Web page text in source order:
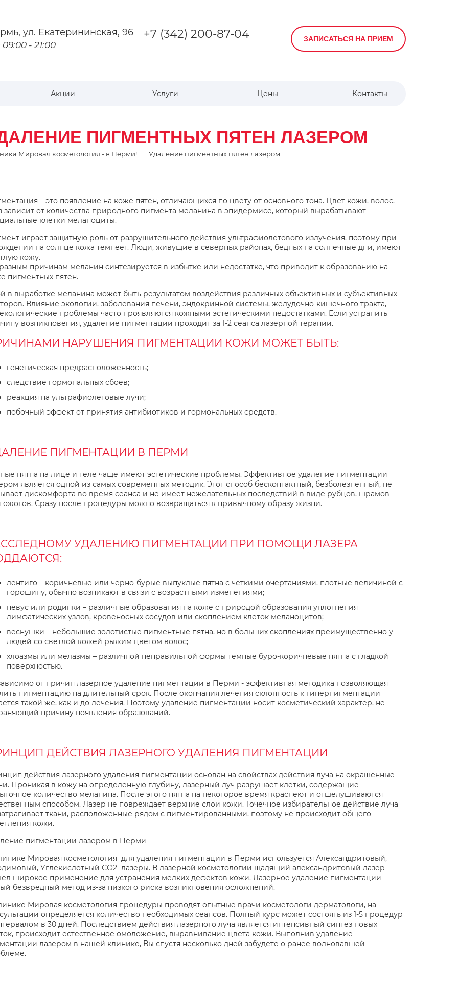
,ул. Екатерининская, 96
- 21:00
+7 (342) 200-87-04 ЗАПИСАТЬСЯ НА ПРИЕМ
Акции Услуги Цены Контакты
ПИГМЕНТНЫХ ПЯТЕН ЛАЗЕРОМ
Мировая косметология - в Перми! Удаление пигментных пятен лазером
– это появление на коже пятен, отличающихся по цвету от основного тона. Цвет кожи, волос,
зависит от количества природного пигмента меланина в эпидермисе, который вырабатывают
клетки меланоциты.
играет защитную роль от разрушительного действия ультрафиолетового излучения, поэтому при
на солнце кожа темнеет. Люди, живущие в северных районах, бедных на солнечные дни, имеют
кожу.
причинам меланин синтезируется в избытке или недостатке, что приводит к образованию на
пигментных пятен.
в выработке меланина может быть результатом воздействия различных объективных и субъективных
Влияние экологии, заболевания печени, эндокринной системы, желудочно-кишечного тракта,
проблемы часто проявляются кожными эстетическими недостатками. Если устранить
возникновения, удаление пигментации проходит за 1-2 сеанса лазерной терапии.
НАРУШЕНИЯ ПИГМЕНТАЦИИ КОЖИ МОЖЕТ БЫТЬ:
генетическая предрасположенность;
следствие гормональных сбоев;
реакция на ультрафиолетовые лучи;
побочный эффект от принятия антибиотиков и гормональных средств.
ПИГМЕНТАЦИИ В ПЕРМИ
пятна на лице и теле чаще имеют эстетические проблемы. Эффективное удаление пигментации
является одной из самых современных методик. Этот способ бесконтактный, безболезненный, не
дискомфорта во время сеанса и не имеет нежелательных последствий в виде рубцов, шрамов
ожогов. Сразу после процедуры можно возвращаться к привычному образу жизни.
УДАЛЕНИЮ ПИГМЕНТАЦИИ ПРИ ПОМОЩИ ЛАЗЕРА
лентиго – коричневые или черно-бурые выпуклые пятна с четкими очертаниями, плотные величиной с
горошину, обычно возникают в связи с возрастными изменениями;
невус или родинки – различные образования на коже с природой образования уплотнения
лимфатических узлов, кровеносных сосудов или скоплением клеток меланоцитов;
веснушки – небольшие золотистые пигментные пятна, но в больших скоплениях преимущественно у
людей со светлой кожей рыжим цветом волос;
хлоазмы или мелазмы – различной неправильной формы темные буро-коричневые пятна с гладкой
поверхностью.
от причин лазерное удаление пигментации в Перми - эффективная методика позволяющая
пигментацию на длительный срок. После окончания лечения склонность к гиперпигментации
такой же, как и до лечения. Поэтому удаление пигментации носит косметический характер, не
причину появления образований.
ДЕЙСТВИЯ ЛАЗЕРНОГО УДАЛЕНИЯ ПИГМЕНТАЦИИ
действия лазерного удаления пигментации основан на свойствах действия луча на окрашенные
Проникая в кожу на определенную глубину, лазерный луч разрушает клетки, содержащие
количество меланина. После этого пятна на некоторое время краснеют и отшелушиваются
способом. Лазер не повреждает верхние слои кожи. Точечное избирательное действие луча
ткани, расположенные рядом с пигментированными, поэтому не происходит общего
кожи.
пигментации лазером в Перми
Мировая косметология для удаления пигментации в Перми используется Александритовый,
Углекислотный СО2 лазеры. В лазерной косметологии щадящий александритовый лазер
широкое применение для устранения мелких дефектов кожи. Лазерное удаление пигментации –
безвредный метод из-за низкого риска возникновения осложнений.
Мировая косметология процедуры проводят опытные врачи косметологи дерматологи, на
определяется количество необходимых сеансов. Полный курс может состоять из 1-5 процедур
в 30 дней. Последствием действия лазерного луча является интенсивный синтез новых
происходит естественное омоложение, выравнивание цвета кожи. Выполнив удаление
лазером в нашей клинике, Вы спустя несколько дней забудете о ранее волновавшей